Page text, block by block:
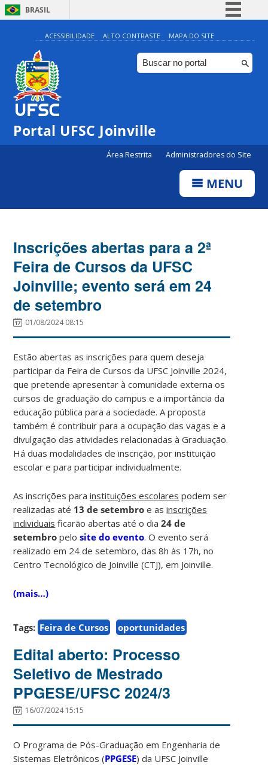
BRASIL
Simplifique!
Comunica BR
Participe
ACESSIBILIDADE ALTO CONTRASTE MAPA DO SITE
Portal UFSC Joinville
Área Restrita Administradores do Site
MENU
Inscrições abertas para a 2ª
Feira de Cursos da UFSC
Joinville; evento será em 24
de setembro
01/08/2024 08:15
Estão abertas as inscrições para quem deseja
participar da Feira de Cursos da UFSC Joinville 2024,
que pretende apresentar à comunidade externa os
cursos de graduação do campus e a importância da
educação pública para a sociedade. A proposta
também é contribuir para a ocupação das vagas e a
divulgação das atividades relacionadas à Graduação.
Há duas modalidades de inscrição, por instituição
escolar e para participar individualmente.
As inscrições parainstituições escolares podem ser
realizadas até 13 de setembro e asinscrições
individuais ficarão abertas até o dia24 de
setembro pelosite do evento. O evento será
realizado em 24 de setembro, das 8h às 17h, no
Centro Tecnológico de Joinville (CTJ), em Joinville.
(mais…)
Tags: Feira de Cursos oportunidades
Edital aberto: Processo
Seletivo de Mestrado
PPGESE/UFSC 2024/3
16/07/2024 15:15
O Programa de Pós-Graduação em Engenharia de
Sistemas Eletrônicos (PPGESE) da UFSC Joinville